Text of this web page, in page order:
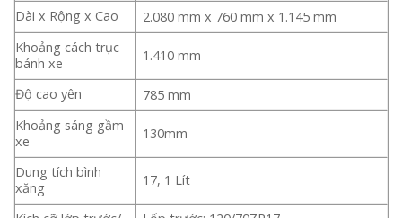
Dài x Rộng x Cao
2.080 mm x 760 mm x 1.145 mm
Khoảng cách trục
bánh xe
1.410 mm
Độ cao yên
785 mm
Khoảng sáng gầm
xe
130mm
Dung tích bình
xăng
17, 1 Lít